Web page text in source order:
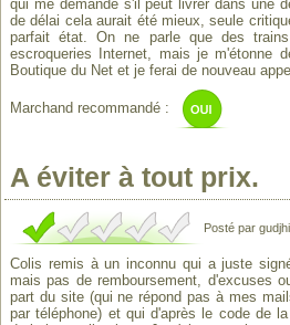
qui me demande s'il peut livrer dans une
de délai cela aurait été mieux, seule
parfait état. On ne parle que des
escroqueries Internet, mais je m'étonne
Boutique du Net et je ferai de nouveau
Marchand recommandé :
A éviter à tout prix.
Posté par
Colis remis à un inconnu qui a juste
mais pas de remboursement, d'excuses
part du site (qui ne répond pas à mes
par téléphone) et qui d'après le code de